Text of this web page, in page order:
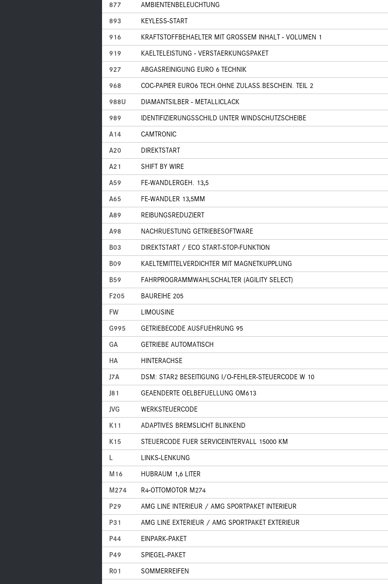
877
AMBIENTENBELEUCHTUNG
893
KEYLESS-START
916
KRAFTSTOFFBEHAELTER MIT GROSSEM INHALT - VOLUMEN 1
919
KAELTELEISTUNG - VERSTAERKUNGSPAKET
927
ABGASREINIGUNG EURO 6 TECHNIK
968
COC-PAPIER EURO6 TECH.OHNE ZULASS.BESCHEIN. TEIL 2
988U
DIAMANTSILBER - METALLICLACK
989
IDENTIFIZIERUNGSSCHILD UNTER WINDSCHUTZSCHEIBE
A14
CAMTRONIC
A20
DIREKTSTART
A21
SHIFT BY WIRE
A59
FE-WANDLERGEH. 13,5
A65
FE-WANDLER 13,5MM
A89
REIBUNGSREDUZIERT
A98
NACHRUESTUNG GETRIEBESOFTWARE
B03
DIREKTSTART / ECO START-STOP-FUNKTION
B09
KAELTEMITTELVERDICHTER MIT MAGNETKUPPLUNG
B59
FAHRPROGRAMMWAHLSCHALTER (AGILITY SELECT)
F205
BAUREIHE 205
FW
LIMOUSINE
G995
GETRIEBECODE AUSFUEHRUNG 95
GA
GETRIEBE AUTOMATISCH
HA
HINTERACHSE
J7A
DSM: STAR2 BESEITIGUNG I/O-FEHLER-STEUERCODE W 10
J81
GEAENDERTE OELBEFUELLUNG OM613
JVG
WERKSTEUERCODE
K11
ADAPTIVES BREMSLICHT BLINKEND
K15
STEUERCODE FUER SERVICEINTERVALL 15000 KM
L
LINKS-LENKUNG
M16
HUBRAUM 1,6 LITER
M274
R4-OTTOMOTOR M274
P29
AMG LINE INTERIEUR / AMG SPORTPAKET INTERIEUR
P31
AMG LINE EXTERIEUR / AMG SPORTPAKET EXTERIEUR
P44
EINPARK-PAKET
P49
SPIEGEL-PAKET
R01
SOMMERREIFEN